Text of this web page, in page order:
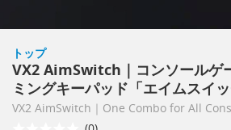
トップ
VX2 AimSwitch｜コンソールゲ
ミングキーパッド「エイムスイッ
VX2 AimSwitch｜One Combo for All